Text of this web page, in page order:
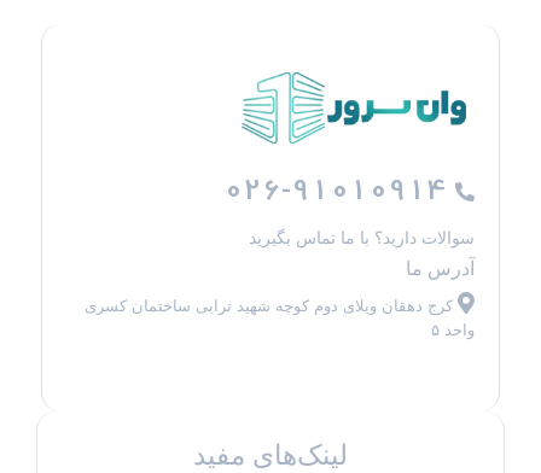
026-91010914
سوالات دارید؟ با ما تماس بگیرید
آدرس ما
کرج دهقان ویلای دوم کوچه شهید ترابی ساختمان کسری
واحد ۵
لینک‌های مفید